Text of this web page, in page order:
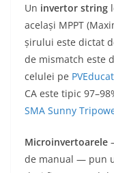
Un invertor string
același MPPT
șirului este dictat
de mismatch este
celulei pe
CA este tipic
SMA Sunny
Microinvertoarele
de manual — pun